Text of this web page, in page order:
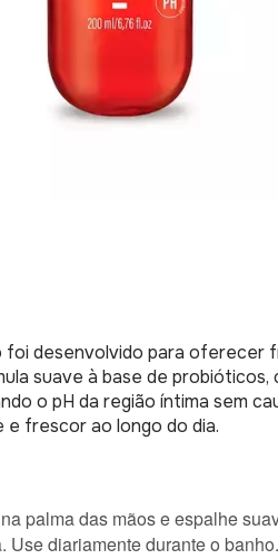
foi desenvolvido para oferecer
suave à base de probióticos,
o pH da região íntima sem
e frescor ao longo do dia.
palma das mãos e espalhe
Use diariamente durante o banho.